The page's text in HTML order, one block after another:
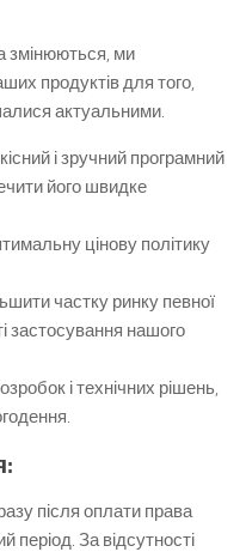
змінюються, ми
продуктів для того,
актуальними.
і зручний програмний
його швидке
цінову політику
частку ринку певної
застосування нашого
і технічних рішень,
після оплати права
період. За відсутності